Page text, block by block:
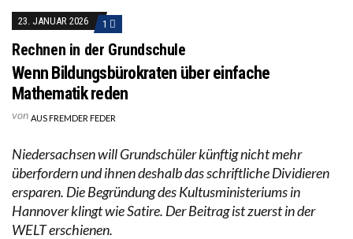
23. JANUAR 2026 1
Rechnen in der Grundschule
Wenn Bildungsbürokraten über einfache
Mathematik reden
von AUS FREMDER FEDER
Niedersachsen will Grundschüler künftig nicht mehr
überfordern und ihnen deshalb das schriftliche Dividieren
ersparen. Die Begründung des Kultusministeriums in
Hannover klingt wie Satire. Der Beitrag ist zuerst in der
WELT erschienen.